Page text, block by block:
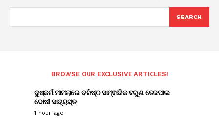
SEARCH
BROWSE OUR EXCLUSIVE ARTICLES!
ଦୁଷ୍କର୍ମ ମାମଲାରେ ବରିଷ୍ଠ ସାମ୍ଵାଦିକ ତରୁଣ ତେଜପାଲ
ଦୋଷୀ ସାବ୍ୟସ୍ତ
1 hour ago